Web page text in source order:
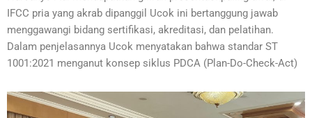
IFCC pria yang akrab dipanggil Ucok ini bertanggung jawab
menggawangi bidang sertifikasi, akreditasi, dan pelatihan.
Dalam penjelasannya Ucok menyatakan bahwa standar ST
1001:2021 menganut konsep siklus PDCA (Plan-Do-Check-Act)